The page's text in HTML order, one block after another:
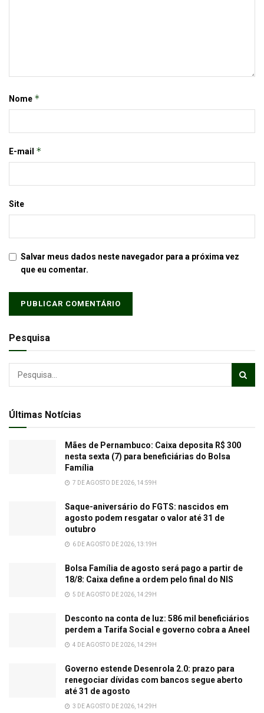
Nome *
E-mail *
Site
Salvar meus dados neste navegador para a próxima vez
que eu comentar.
Pesquisa
Últimas Notícias
Mães de Pernambuco: Caixa deposita R$ 300
nesta sexta (7) para beneficiárias do Bolsa
Família
7 DE AGOSTO DE 2026, 14:59H
Saque-aniversário do FGTS: nascidos em
agosto podem resgatar o valor até 31 de
outubro
6 DE AGOSTO DE 2026, 13:19H
Bolsa Família de agosto será pago a partir de
18/8: Caixa define a ordem pelo final do NIS
5 DE AGOSTO DE 2026, 14:29H
Desconto na conta de luz: 586 mil beneficiários
perdem a Tarifa Social e governo cobra a Aneel
4 DE AGOSTO DE 2026, 14:29H
Governo estende Desenrola 2.0: prazo para
renegociar dívidas com bancos segue aberto
até 31 de agosto
3 DE AGOSTO DE 2026, 14:29H